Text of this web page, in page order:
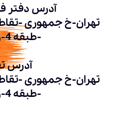
آدرس دفتر
تهران-خ جمهوری -
-طبقه 4-واحد 127
آدرس
تهران-خ جمهوری -
-طبقه 4-واحد 139